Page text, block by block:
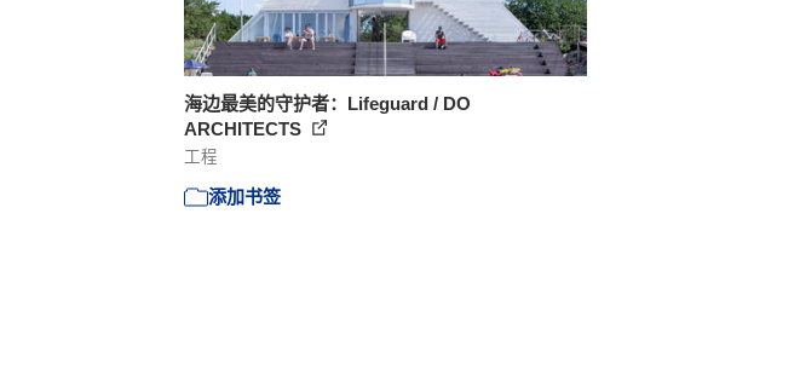
海边最美的守护者：Lifeguard / DO
ARCHITECTS
工程
添加书签